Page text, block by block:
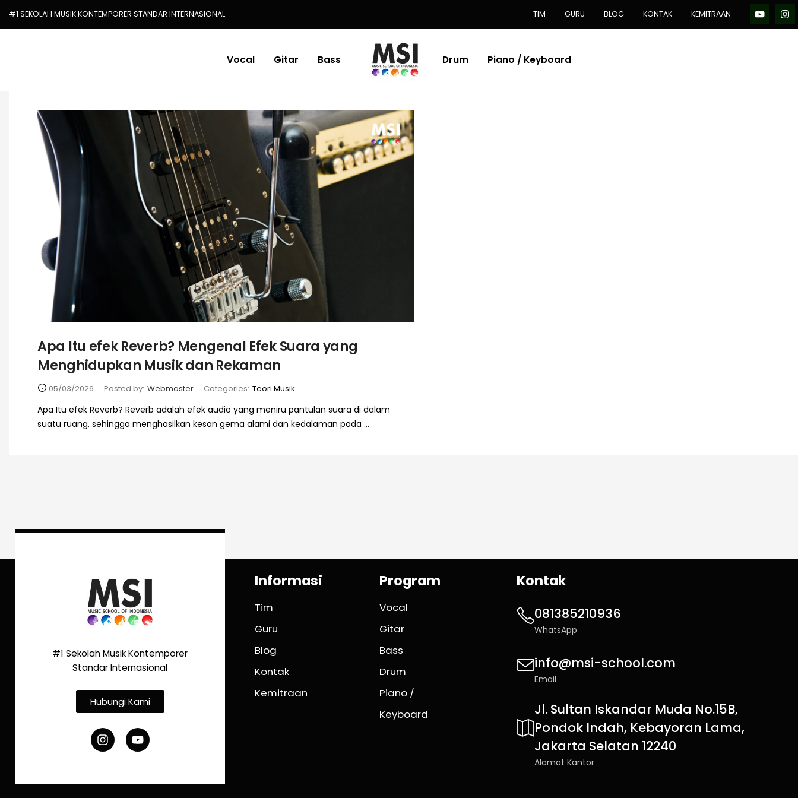
#1 SEKOLAH MUSIK KONTEMPORER STANDAR INTERNASIONAL TIM GURU BLOG KONTAK KEMITRAAN
Vocal Gitar Bass Drum Piano / Keyboard
Apa Itu efek Reverb? Mengenal Efek Suara yang
Menghidupkan Musik dan Rekaman
05/03/2026 Posted by: Webmaster Categories: Teori Musik
Apa Itu efek Reverb? Reverb adalah efek audio yang meniru pantulan suara di dalam
suatu ruang, sehingga menghasilkan kesan gema alami dan kedalaman pada ...
#1 Sekolah Musik Kontemporer
Standar Internasional
Hubungi Kami
Informasi
Tim
Guru
Blog
Kontak
Kemitraan
Program
Vocal
Gitar
Bass
Drum
Piano /
Keyboard
Kontak
081385210936
WhatsApp
info@msi-school.com
Email
Jl. Sultan Iskandar Muda No.15B,
Pondok Indah, Kebayoran Lama,
Jakarta Selatan 12240
Alamat Kantor